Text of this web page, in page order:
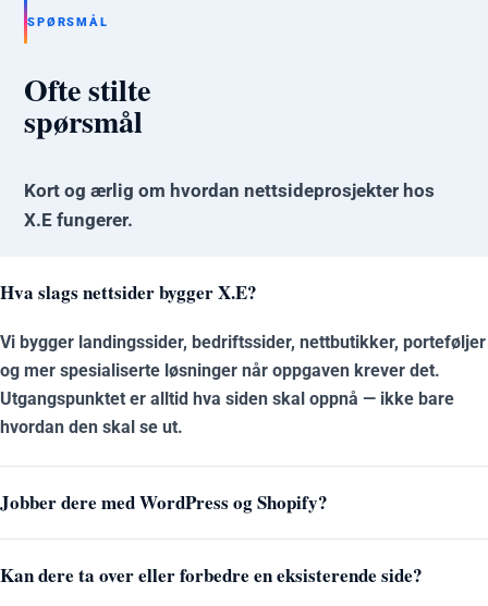
Gjennomgår revisjon og
SPØRSMÅL
Ofte stilte
spørsmål
Kort og ærlig om hvordan nettsideprosjekter hos
X.E fungerer.
Hva slags nettsider bygger X.E?
Vi bygger landingssider, bedriftssider, nettbutikker, porteføljer
og mer spesialiserte løsninger når oppgaven krever det.
Utgangspunktet er alltid hva siden skal oppnå — ikke bare
hvordan den skal se ut.
Jobber dere med WordPress og Shopify?
Kan dere ta over eller forbedre en eksisterende side?